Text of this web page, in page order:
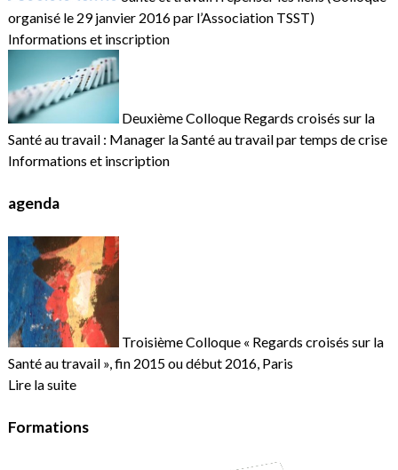
organisé le 29 janvier 2016 par l’Association TSST)
Informations et inscription
Deuxième Colloque Regards croisés sur la
Santé au travail : Manager la Santé au travail par temps de crise
Informations et inscription
agenda
Troisième Colloque « Regards croisés sur la
Santé au travail », fin 2015 ou début 2016, Paris
Lire la suite
Formations